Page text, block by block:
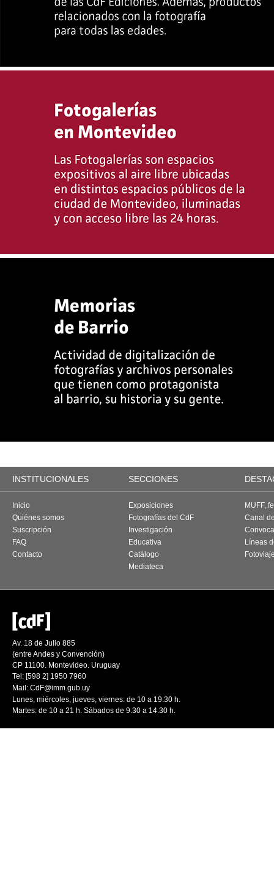
INSTITUCIONALES SECCIONES
Inicio
Quiénes somos
Suscripción
FAQ
Contacto
Exposiciones
Fotografías del CdF
Investigación
Educativa
Catálogo
Mediateca
MUFF,
Canal
Líneas
Av. 18 de Julio 885
(entre Andes y Convención)
CP 11100. Montevideo. Uruguay
Tel: [598 2] 1950 7960
Mail: CdF@imm.gub.uy
Lunes, miércoles, jueves, viernes: de 10 a 19.30 h.
Martes: de 10 a 21 h. Sábados de 9.30 a 14.30 h.